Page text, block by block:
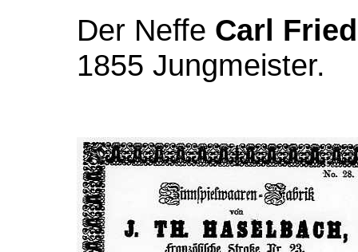
Der Neffe Carl
1855 Jungmeister.